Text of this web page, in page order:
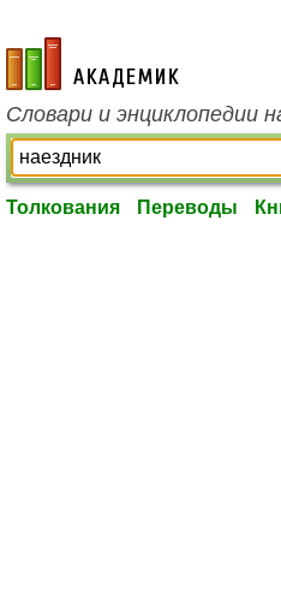
academic.ru
Словари и энциклопедии
Толкования Переводы